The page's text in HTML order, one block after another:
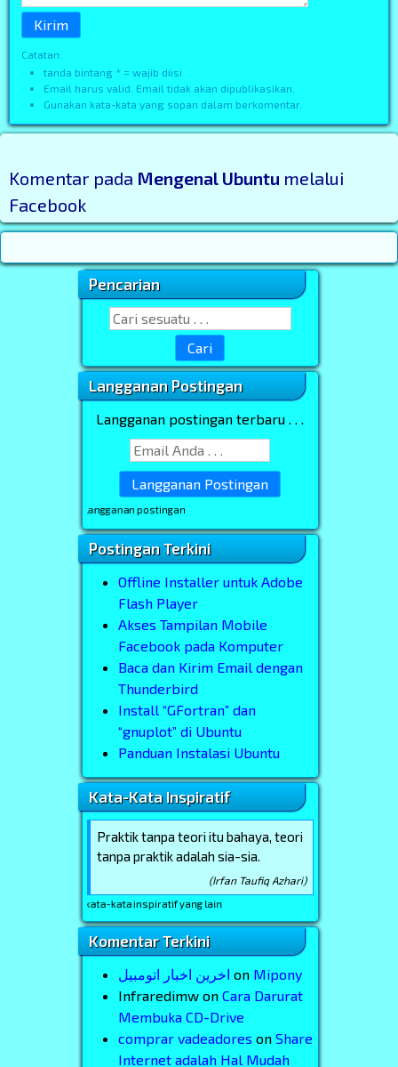
Catatan:
tanda bintang * = wajib diisi
Email harus valid. Email tidak akan dipublikasikan.
Gunakan kata-kata yang sopan dalam berkomentar.
Komentar pada Mengenal Ubuntu melalui
Facebook
Sidebar Utama
Pencarian
Search for:
Langganan Postingan
Langganan postingan terbaru . . .
berlangganan postingan
Postingan Terkini
Offline Installer untuk Adobe
Flash Player
Akses Tampilan Mobile
Facebook pada Komputer
Baca dan Kirim Email dengan
Thunderbird
Install “GFortran” dan
“gnuplot” di Ubuntu
Panduan Instalasi Ubuntu
Kata-Kata Inspiratif
Praktik tanpa teori itu bahaya, teori
tanpa praktik adalah sia-sia.
(Irfan Taufiq Azhari)
kata-kata inspiratif yang lain
Komentar Terkini
اخرین اخبار اتومبیل on Mipony
Infraredimwon Cara Darurat
Membuka CD-Drive
comprar vadeadores on Share
Internet adalah Hal Mudah